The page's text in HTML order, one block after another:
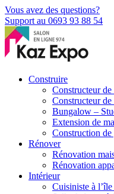
Vous avez des questions?
Support au 0693 93 88 54
Construire
Constructeur
Constructeur
Bungalow –
Extension de
Construction de
Rénover
Rénovation
Rénovation
Intérieur
Cuisiniste à